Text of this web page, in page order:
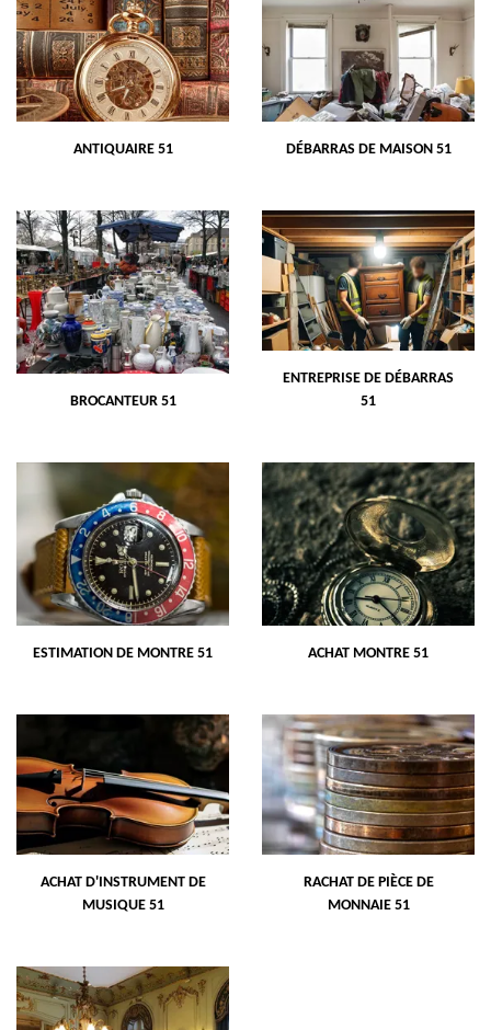
ANTIQUAIRE 51 DÉBARRAS DE MAISON 51
BROCANTEUR 51
ENTREPRISE DE DÉBARRAS
51
ESTIMATION DE MONTRE 51 ACHAT MONTRE 51
ACHAT D'INSTRUMENT DE
MUSIQUE 51
RACHAT DE PIÈCE DE
MONNAIE 51